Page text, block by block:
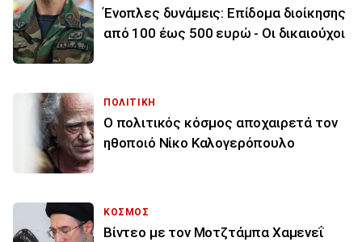
Ένοπλες δυνάμεις: Επίδομα διοίκησης
από 100 έως 500 ευρώ - Οι δικαιούχοι
ΠΟΛΙΤΙΚΗ
Ο πολιτικός κόσμος αποχαιρετά τον
ηθοποιό Νίκο Καλογερόπουλο
ΚΟΣΜΟΣ
Βίντεο με τον Μοτζτάμπα Χαμενεΐ